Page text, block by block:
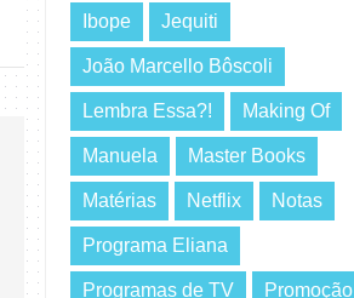
Ibope Jequiti
João Marcello Bôscoli
Lembra Essa?! Making Of
Manuela Master Books
Matérias Netflix Notas
Programa Eliana
Programas de TV Promoção